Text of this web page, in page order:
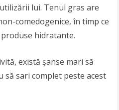
lui. Tenul gras are
comedogenice, în timp ce
hidratante.
există șanse mari să
să sari complet peste acest